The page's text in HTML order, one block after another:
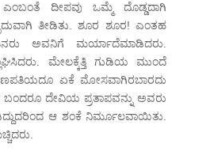
ದೀಪವು ಒಮ್ಮೆ ದೊಡ್ಡದಾಗಿ
ತೀಡಿತು. ಶೂರ ಶೂರ! ಎಂತಹ
ಅವನಿಗೆ ಮರ್ಯಾದೆಮಾಡಿದರು.
ಮೇಲಕ್ಕೆತ್ತಿ ಗುಡಿಯ ಮುಂದೆ
ಏಕೆ ಮೋಸವಾಗಿರಬಾರದು
ಬಂದರೂ ದೇವಿಯ ಪ್ರತಾಪವನ್ನು ಅವರು
ಆ ಶಂಕೆ ನಿರ್ಮೂಲವಾಯಿತು.